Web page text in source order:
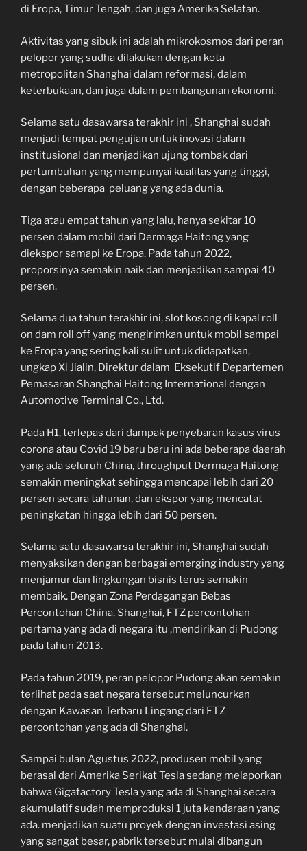
di Eropa, Timur Tengah, dan juga Amerika Selatan.
Aktivitas yang sibuk ini adalah mikrokosmos dari peran
pelopor yang sudha dilakukan dengan kota
metropolitan Shanghai dalam reformasi, dalam
keterbukaan, dan juga dalam pembangunan ekonomi.
Selama satu dasawarsa terakhir ini , Shanghai sudah
menjadi tempat pengujian untuk inovasi dalam
institusional dan menjadikan ujung tombak dari
pertumbuhan yang mempunyai kualitas yang tinggi,
dengan beberapa peluang yang ada dunia.
Tiga atau empat tahun yang lalu, hanya sekitar 10
persen dalam mobil dari Dermaga Haitong yang
diekspor samapi ke Eropa. Pada tahun 2022,
proporsinya semakin naik dan menjadikan sampai 40
persen.
Selama dua tahun terakhir ini, slot kosong di kapal roll
on dam roll off yang mengirimkan untuk mobil sampai
ke Eropa yang sering kali sulit untuk didapatkan,
ungkap Xi Jialin, Direktur dalam Eksekutif Departemen
Pemasaran Shanghai Haitong International dengan
Automotive Terminal Co., Ltd.
Pada H1, terlepas dari dampak penyebaran kasus virus
corona atau Covid 19 baru baru ini ada beberapa daerah
yang ada seluruh China, throughput Dermaga Haitong
semakin meningkat sehingga mencapai lebih dari 20
persen secara tahunan, dan ekspor yang mencatat
peningkatan hingga lebih dari 50 persen.
Selama satu dasawarsa terakhir ini, Shanghai sudah
menyaksikan dengan berbagai emerging industry yang
menjamur dan lingkungan bisnis terus semakin
membaik. Dengan Zona Perdagangan Bebas
Percontohan China, Shanghai, FTZ percontohan
pertama yang ada di negara itu ,mendirikan di Pudong
pada tahun 2013.
Pada tahun 2019, peran pelopor Pudong akan semakin
terlihat pada saat negara tersebut meluncurkan
dengan Kawasan Terbaru Lingang dari FTZ
percontohan yang ada di Shanghai.
Sampai bulan Agustus 2022, produsen mobil yang
berasal dari Amerika Serikat Tesla sedang melaporkan
bahwa Gigafactory Tesla yang ada di Shanghai secara
akumulatif sudah memproduksi 1 juta kendaraan yang
ada. menjadikan suatu proyek dengan investasi asing
yang sangat besar, pabrik tersebut mulai dibangun